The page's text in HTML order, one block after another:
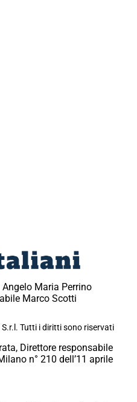
Maria Perrino
Marco Scotti
Tutti i diritti sono riservati
Direttore responsabile
n° 210 dell’11 aprile